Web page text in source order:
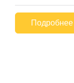
Подробнее